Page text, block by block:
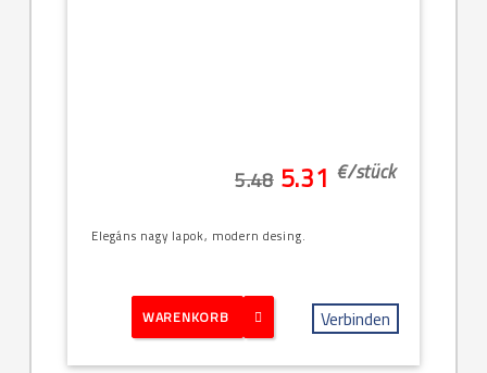
5.48 5.31 €/stück
Elegáns nagy lapok, modern desing.
WARENKORB Verbinden